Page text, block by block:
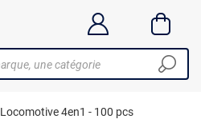
4en1 - 100 pcs